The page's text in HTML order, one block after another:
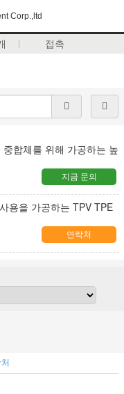
Corp.,ltd
접촉
합체를 위해 가공하는 높
지금 문의
용을 가공하는 TPV TPE
연락처